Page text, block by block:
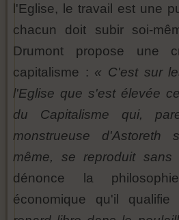
l'Eglise, le travail est une
chacun doit subir soi-
Drumont propose une
capitalisme : « C'est sur
l'Eglise que s'est élevée
du Capitalisme qui,
monstrueuse d'Astoreth
même, se reproduit
dénonce la
économique qu'il